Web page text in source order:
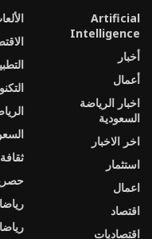
Artificial
Intelligence
أخبار
أعمال
اخبار الرياضة
السعودية
اخر الاخبار
استثمار
اعمال
اقتصاد
اقتصاديات